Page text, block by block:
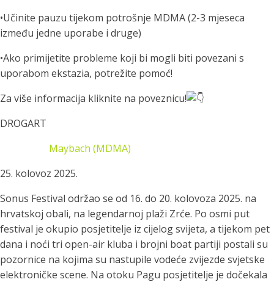
•Učinite pauzu tijekom potrošnje MDMA (2-3 mjeseca
između jedne uporabe i druge)
•Ako primijetite probleme koji bi mogli biti povezani s
uporabom ekstazia, potrežite pomoć!
Za više informacija kliknite na poveznicu!
DROGART
Maybach (MDMA)
25. kolovoz 2025.
Sonus Festival održao se od 16. do 20. kolovoza 2025. na
hrvatskoj obali, na legendarnoj plaži Zrće. Po osmi put
festival je okupio posjetitelje iz cijelog svijeta, a tijekom pet
dana i noći tri open-air kluba i brojni boat partiji postali su
pozornice na kojima su nastupile vodeće zvijezde svjetske
elektroničke scene. Na otoku Pagu posjetitelje je dočekala